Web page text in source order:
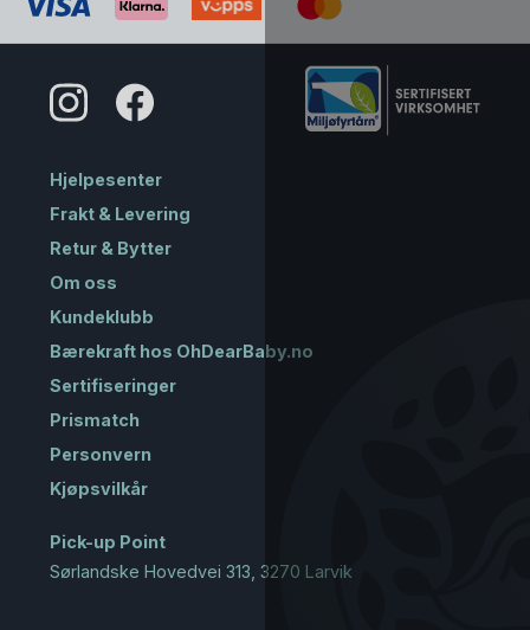
Hjelpesenter
Frakt & Levering
Retur & Bytter
Om oss
Kundeklubb
Bærekraft hos OhDearBaby.no
Sertifiseringer
Prismatch
Personvern
Kjøpsvilkår
Pick-up Point
Sørlandske Hovedvei 313, 3270 Larvik